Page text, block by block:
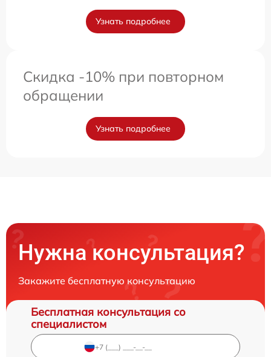
Узнать подробнее
Скидка -10% при повторном
обращении
Узнать подробнее
Нужна консультация?
Закажите бесплатную консультацию
Бесплатная консультация со
специалистом